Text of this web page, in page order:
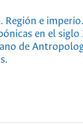
Región e
en el siglo
de